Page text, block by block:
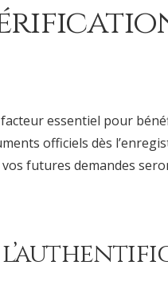
essentiel pour
officiels dès
futures demandes